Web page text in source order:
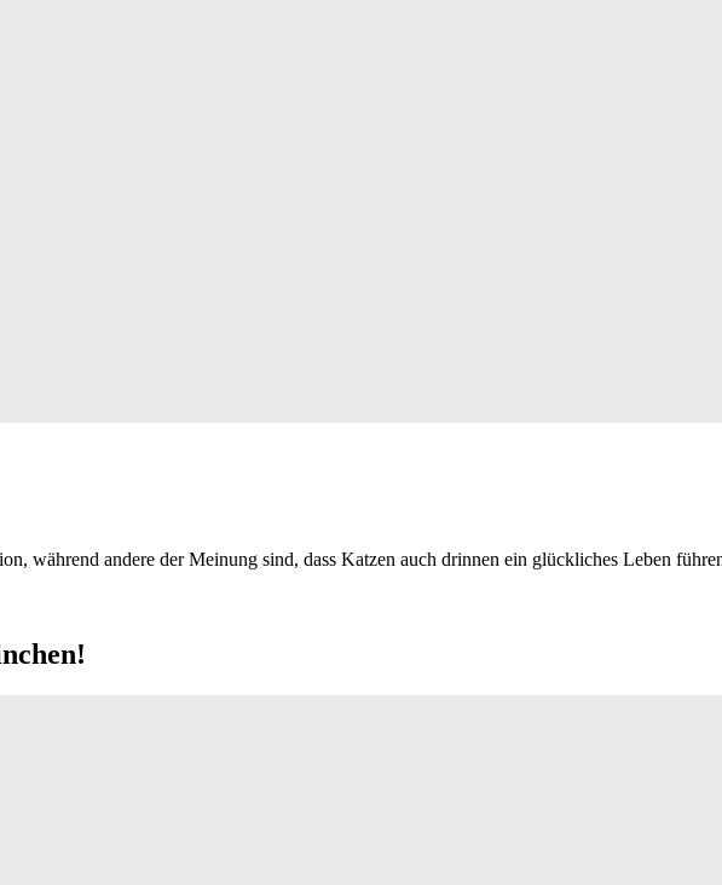
während andere der Meinung sind, dass Katzen auch drinnen ein glückliches Leben